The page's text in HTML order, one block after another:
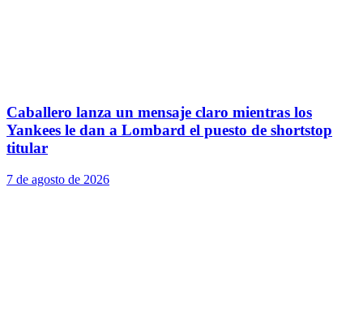
Caballero lanza un mensaje claro mientras los
Yankees le dan a Lombard el puesto de shortstop
titular
7 de agosto de 2026